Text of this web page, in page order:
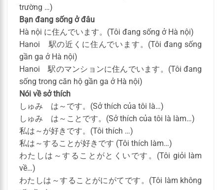
trường …)
Bạn đang sống ở đâu
Hà nội に住んでいます。(Tôi đang sống ở Hà nội)
Hanoi 駅の近くに住んでいます。(Tôi đang sống
gần ga ở Hà nội)
Hanoi 駅のマンションに住んでいます。(Tôi đang
sống trong căn hộ gần ga ở Hà nội)
Nói về sở thích
しゅみ は～です。(Sở thích của tôi là…)
しゅみ は～ことです。(Sở thích của tôi là làm…)
私は～が好きです。(Tôi thích …)
私は～することが好きです (Tôi thích làm…)
わたしは～することがとくいです。(Tôi giỏi làm
về…)
わたしは～することがにがてです。(Tôi làm không